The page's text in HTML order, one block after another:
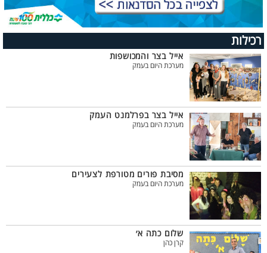
רכילות
אייל בצר והמכושפות
מערכת היום בעמק
אייל בצר בפרלמנט העמק
מערכת היום בעמק
מסיבת פורים מטורפת לצעירים
מערכת היום בעמק
שלום כתה א׳
קרן כהן